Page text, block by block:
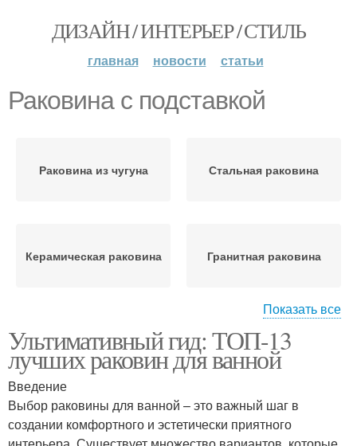
ДИЗАЙН / ИНТЕРЬЕР / СТИЛЬ
главная новости статьи
Раковина с подставкой
Раковина из чугуна Стальная раковина
Керамическая раковина Гранитная раковина
Раковина из мрамора Раковина из кварца
Настенная раковина Напольная раковина
Показать все
Ультимативный гид: ТОП-13
лучших раковин для ванной
Введение
Выбор раковины для ванной – это важный шаг в
создании комфортного и эстетически приятного